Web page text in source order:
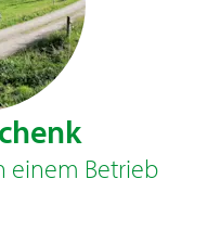
einem Betrieb